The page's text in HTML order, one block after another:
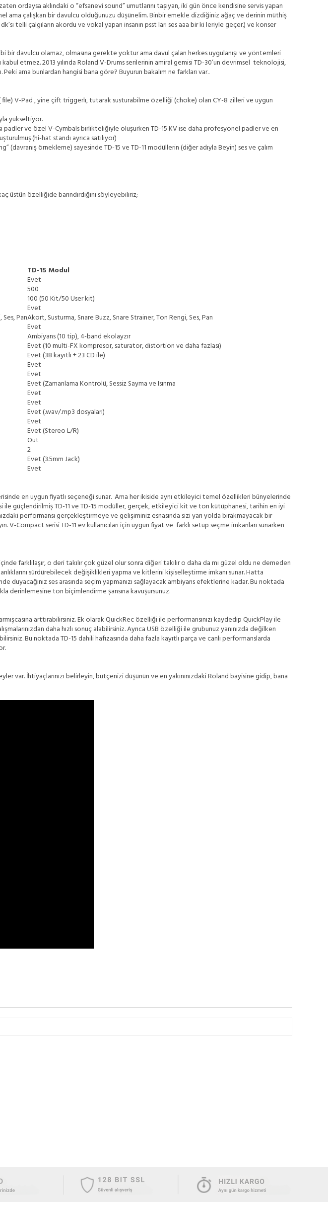
ordaysa aklındaki o “efsanevi sound” umutlarını taşıyan, iki gün önce kendisine servis yapan
ama çalışkan bir davulcu olduğunuzu düşünelim. Binbir emekle dizdiğiniz ağaç ve derinin müthiş
telli çalgıların akordu ve vokal yapan insanın psst ları ses aaa bir ki leriyle geçer.) ve konser
davulcu olamaz, olmasına gerekte yoktur ama davul çalan herkes uygulanışı ve yöntemleri
etmez. 2013 yılında Roland V-Drums serilerinin amiral gemisi TD-30’un devrimsel teknolojisi,
ama bunlardan hangisi bana göre? Buyurun bakalım ne farkları var..
V-Pad , yine çift triggerlı, tutarak susturabilme özelliği (choke) olan CY-8 zilleri ve uygun
yükseltiyor.
padler ve özel V-Cymbals birlikteliğiyle oluşurken TD-15 KV ise daha profesyonel padler ve en
hat standı ayrıca satılıyor)
örnekleme) sayesinde TD-15 ve TD-11 modüllerin (diğer adıyla Beyin) ses ve çalım
üstün özelliğide barındırdığını söyleyebiliriz;
TD-15 Modul
Evet
500
100 (50 Kit/50 User kit)
Evet
PanAkort, Susturma, Snare Buzz, Snare Strainer, Ton Rengi, Ses, Pan
Evet
Ambiyans (10 tip), 4-band ekolayzır
Evet (10 multi-FX kompresor, saturator, distortion ve daha fazlası)
Evet (38 kayıtlı + 23 CD ile)
Evet
Evet
Evet (Zamanlama Kontrolü, Sessiz Sayma ve Isınma
Evet
Evet
Evet (.wav/.mp3 dosyaları)
Evet
Evet (Stereo L/R)
Out
2
Evet (3.5mm Jack)
Evet
en uygun fiyatlı seçeneği sunar. Ama her ikiside aynı etkileyici temel özellikleri bünyelerinde
ile güçlendirilmiş TD-11 ve TD-15 modüller, gerçek, etkileyici kit ve ton kütüphanesi, tarihin en iyi
performansı gerçekleştirmeye ve gelişiminiz esnasında sizi yarı yolda bırakmayacak bir
V-Compact serisi TD-11 ev kullanıcıları için uygun fiyat ve farklı setup seçme imkanları sunarken
farklılaşır, o deri takılır çok güzel olur sonra diğeri takılır o daha da mı güzel oldu ne demeden
sürdürebilecek değişiklikleri yapma ve kitlerini kişiselleştirme imkanı sunar. Hatta
ses arasında seçim yapmanızı sağlayacak ambiyans efektlerine kadar. Bu noktada
derinlemesine ton biçimlendirme şansına kavuşursunuz.
arttırabilirsiniz. Ek olarak QuickRec özelliği ile performansınızı kaydedip QuickPlay ile
daha hızlı sonuç alabilirsiniz. Ayrıca USB özelliği ile grubunuz yanınızda değilken
Bu noktada TD-15 dahili hafızasında daha fazla kayıtlı parça ve canlı performanslarda
var. İhtiyaçlarınızı belirleyin, bütçenizi düşünün ve en yakınınızdaki Roland bayisine gidip, bana